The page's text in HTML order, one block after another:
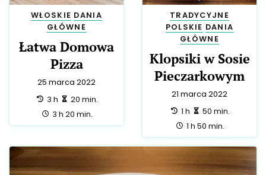
WŁOSKIE DANIA
GŁÓWNE
Łatwa Domowa
Pizza
25 marca 2022
przygotowanie:
3 h zrobienie:
20 min.
całość:
3 h 20 min.
TRADYCYJNE
POLSKIE DANIA
GŁÓWNE
Klopsiki w Sosie
Pieczarkowym
21 marca 2022
przygotowanie:
1 h zrobienie:
50 min.
całość:
1 h 50 min.